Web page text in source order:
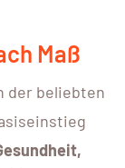
Maß
der beliebten